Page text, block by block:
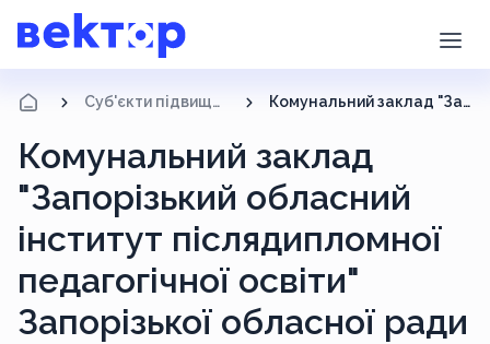
Суб'єкти підвищення кваліфікації Комунальний заклад "Запорізький обласний інститут післядипломної педагогічної освіти" Запорізької обласної ради
Комунальний заклад
"Запорізький обласний
інститут післядипломної
педагогічної освіти"
Запорізької обласної ради